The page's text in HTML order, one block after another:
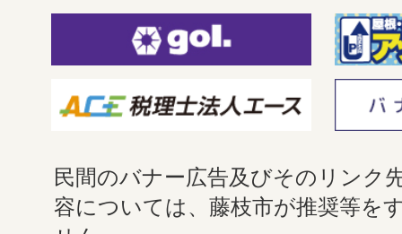
民間のバナー広告及びそのリンク
容については、藤枝市が推奨等を